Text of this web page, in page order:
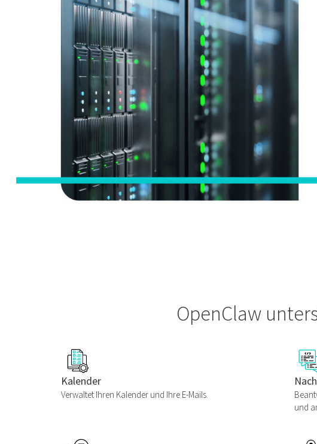
OpenClaw
Kalender
Verwaltet Ihren Kalender und Ihre E-Mails.
und